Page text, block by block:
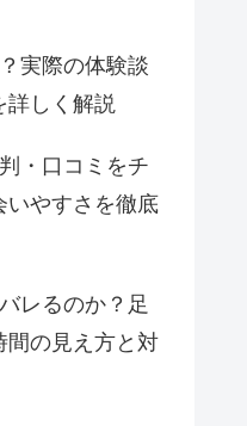
実際の体験談
詳しく解説
・口コミをチ
いやすさを徹底
レるのか？足
間の見え方と対